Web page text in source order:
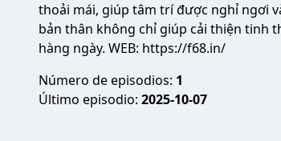
thoải mái, giúp tâm trí được nghỉ ngơi
bản thân không chỉ giúp cải thiện tinh
hàng ngày. WEB: https://f68.in/
Número de episodios: 1
Último episodio: 2025-10-07